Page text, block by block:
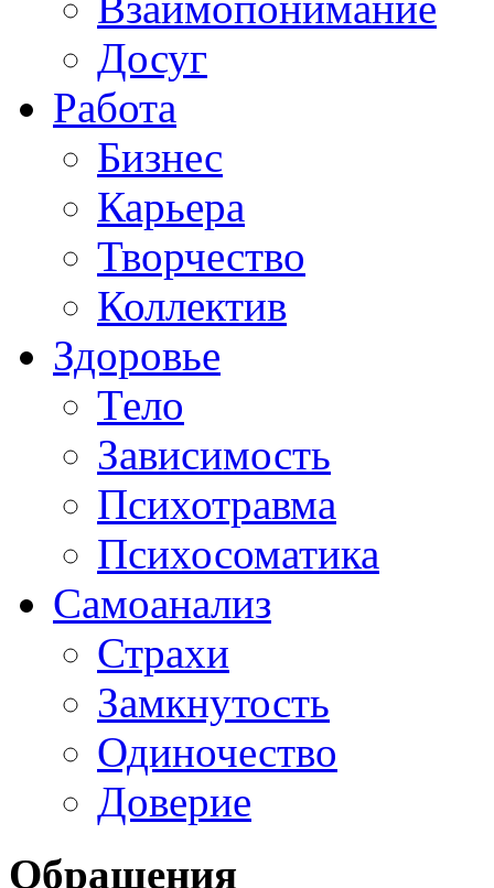
Досуг
Работа
Бизнес
Карьера
Творчество
Коллектив
Здоровье
Тело
Зависимость
Психотравма
Психосоматика
Самоанализ
Страхи
Замкнутость
Одиночество
Доверие
Обращения